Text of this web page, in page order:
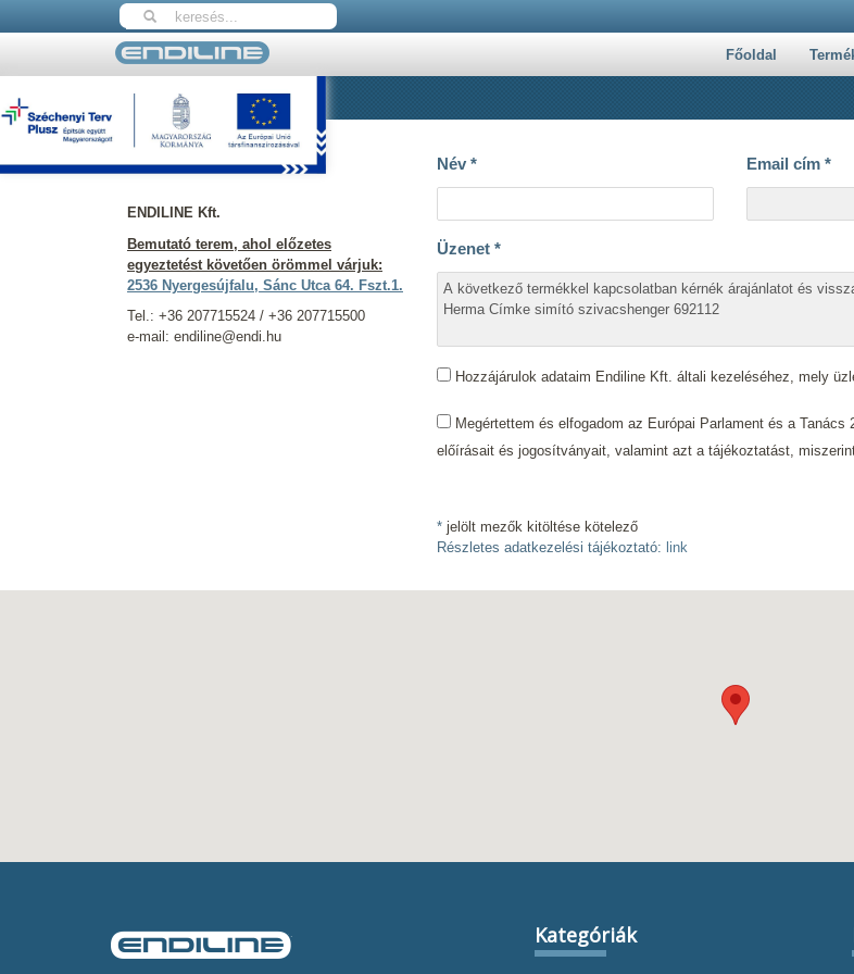
Főoldal
Nyitólap Kapcsolat
Elérhetőségeink
ENDILINE Kft.
Bemutató terem, ahol előzetes
egyeztetést követően örömmel várjuk:
2536 Nyergesújfalu, Sánc Utca 64. Fszt.1.
Tel.: +36 207715524 / +36 207715500
e-mail: endiline@endi.hu
Név * Email cím *
Üzenet *
Hozzájárulok adataim Endiline Kft. általi kezeléséhez, mely
Megértettem és elfogadom az Európai Parlament és a
előírásait és jogosítványait, valamint azt a tájékoztatást,
* jelölt mezők kitöltése kötelező
Részletes adatkezelési tájékoztató: link
Kategóriák